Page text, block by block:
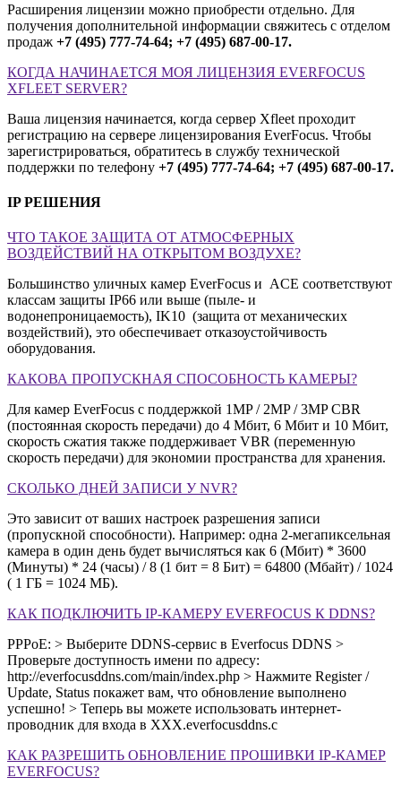
Расширения лицензии можно приобрести отдельно. Для
получения дополнительной информации свяжитесь с отделом
продаж +7 (495) 777-74-64; +7 (495) 687-00-17.
КОГДА НАЧИНАЕТСЯ МОЯ ЛИЦЕНЗИЯ EVERFOCUS
XFLEET SERVER?
Ваша лицензия начинается, когда сервер Xfleet проходит
регистрацию на сервере лицензирования EverFocus. Чтобы
зарегистрироваться, обратитесь в службу технической
поддержки по телефону +7 (495) 777-74-64; +7 (495) 687-00-17.
IP РЕШЕНИЯ
ЧТО ТАКОЕ ЗАЩИТА ОТ АТМОСФЕРНЫХ
ВОЗДЕЙСТВИЙ НА ОТКРЫТОМ ВОЗДУХЕ?
Большинство уличных камер EverFocus и ACE соответствуют
классам защиты IP66 или выше (пыле- и
водонепроницаемость), IK10 (защита от механических
воздействий), это обеспечивает отказоустойчивость
оборудования.
КАКОВА ПРОПУСКНАЯ СПОСОБНОСТЬ КАМЕРЫ?
Для камер EverFocus с поддержкой 1MP / 2MP / 3MP CBR
(постоянная скорость передачи) до 4 Мбит, 6 Мбит и 10 Мбит,
скорость сжатия также поддерживает VBR (переменную
скорость передачи) для экономии пространства для хранения.
СКОЛЬКО ДНЕЙ ЗАПИСИ У NVR?
Это зависит от ваших настроек разрешения записи
(пропускной способности). Например: одна 2-мегапиксельная
камера в один день будет вычисляться как 6 (Мбит) * 3600
(Минуты) * 24 (часы) / 8 (1 бит = 8 Бит) = 64800 (Мбайт) / 1024
( 1 ГБ = 1024 МБ).
КАК ПОДКЛЮЧИТЬ IP-КАМЕРУ EVERFOCUS К DDNS?
PPPoE: > Выберите DDNS-сервис в Everfocus DDNS >
Проверьте доступность имени по адресу:
http://everfocusddns.com/main/index.php > Нажмите Register /
Update, Status покажет вам, что обновление выполнено
успешно! > Теперь вы можете использовать интернет-
проводник для входа в XXX.everfocusddns.c
КАК РАЗРЕШИТЬ ОБНОВЛЕНИЕ ПРОШИВКИ IP-КАМЕР
EVERFOCUS?